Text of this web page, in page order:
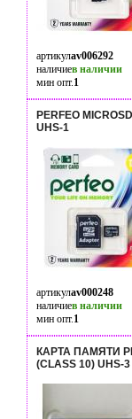
артикулav006292
наличиев наличии
мин опт.1
PERFEO
UHS-1
артикулav000248
наличиев наличии
мин опт.1
КАРТА ПАМЯТИ
(CLASS 10) UHS-